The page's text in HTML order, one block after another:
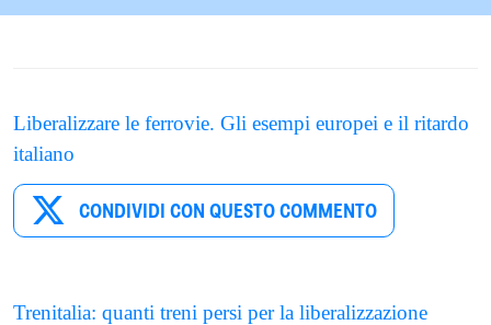
Liberalizzare le ferrovie. Gli esempi europei e il ritardo
italiano
CONDIVIDI CON QUESTO COMMENTO
Trenitalia: quanti treni persi per la liberalizzazione